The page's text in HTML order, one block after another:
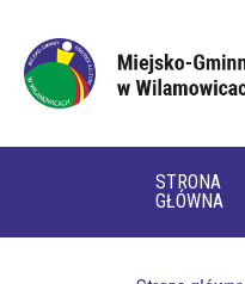
STRONA
GŁÓWNA